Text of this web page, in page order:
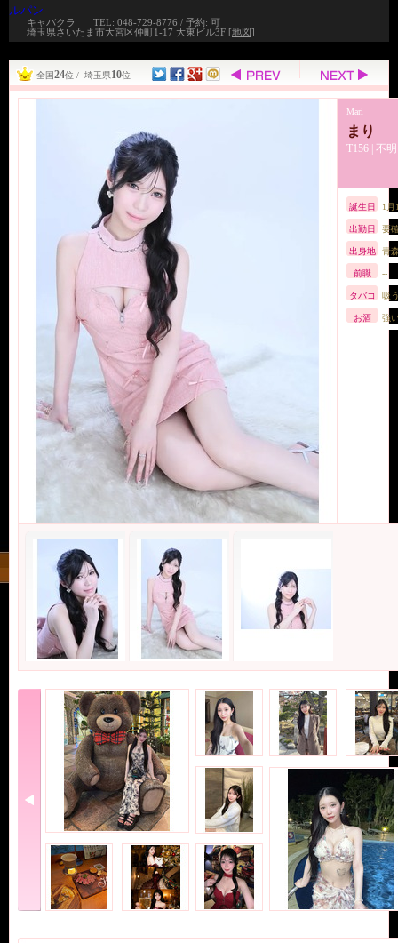
ルパン
キャバクラ
TEL: 048-729-8776 / 予約: 可
埼玉県さいたま市大宮区仲町1-17 大東ビル3F [地図]
全国24位 / 埼玉県10位
まり
Mari
T156 | 不明
誕生日 1月
出勤日 要
出身地 青
前職 --
タバコ 吸
お酒 強